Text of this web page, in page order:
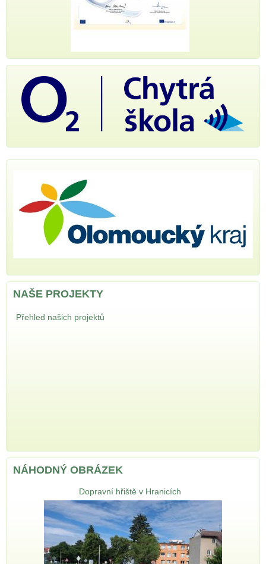
NAŠE PROJEKTY
Přehled našich projektů
NÁHODNÝ OBRÁZEK
Dopravní hřiště v Hranicích